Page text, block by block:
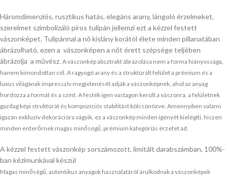
Háromdimenziós, rusztikus hatás, elegáns arany, lángoló érzelmeket,
szerelmet szimbolizáló piros tulipán jellemzi ezt a kézzel festett
vászonképet. Tulipánnal a nő kislány korától élete minden pillanatában
ábrázolható, ezen a vászonképen a nőt érett szépsége teljében
ábrázolja a művész. A vászonkép absztrakt ábrázolása nem a forma hiányossága,
hanem kimondottan cél. A ragyogó arany és a struktúrált felület a prémium és a
luxus világának impresszív megjelenését adják a vászonképnek, ahol az anyag
hordozza a formát és a színt. A festék igen vastagon került a vászonra, a felületnek
gazdag képi struktúrát és kompozíciós stabilitást kölcsönözve. Amennyiben valami
igazán exkluzív dekorációra vágyik, ez a vászonkép minden igényét kielégíti, hiszen
minden enterőrnek magas minőségű, prémium kategóriás érzetet ad.
A kézzel festett vászonkép sorszámozott, limitált darabszámban, 100%-
ban kézimunkával készül
Magas minőségű, autentikus anyagok használatáról árulkodnak a vászonképek